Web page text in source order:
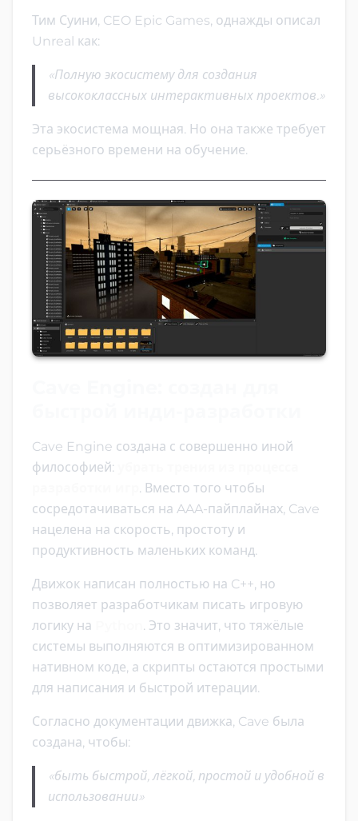
Тим Суини, CEO Epic Games, однажды описал
Unreal как:
«Полную экосистему для создания
высококлассных интерактивных проектов.»
Эта экосистема мощная. Но она также требует
серьёзного времени на обучение.
Cave Engine создана с совершенно иной
философией:
. Вместо того чтобы
сосредотачиваться на AAA-пайплайнах, Cave
нацелена на скорость, простоту и
продуктивность маленьких команд.
Движок написан полностью на C++, но
позволяет разработчикам писать игровую
логику на
. Это значит, что тяжёлые
системы выполняются в оптимизированном
нативном коде, а скрипты остаются простыми
для написания и быстрой итерации.
Согласно документации движка, Cave была
создана, чтобы:
«быть быстрой, лёгкой, простой и удобной в
использовании»